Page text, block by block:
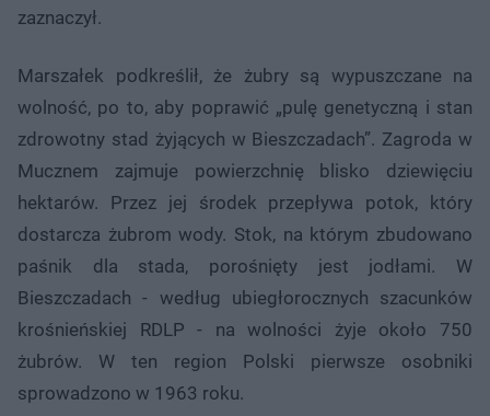
zaznaczył.
Marszałek podkreślił, że żubry są wypuszczane na
wolność, po to, aby poprawić „pulę genetyczną i stan
zdrowotny stad żyjących w Bieszczadach”. Zagroda w
Mucznem zajmuje powierzchnię blisko dziewięciu
hektarów. Przez jej środek przepływa potok, który
dostarcza żubrom wody. Stok, na którym zbudowano
paśnik dla stada, porośnięty jest jodłami. W
Bieszczadach - według ubiegłorocznych szacunków
krośnieńskiej RDLP - na wolności żyje około 750
żubrów. W ten region Polski pierwsze osobniki
sprowadzono w 1963 roku.